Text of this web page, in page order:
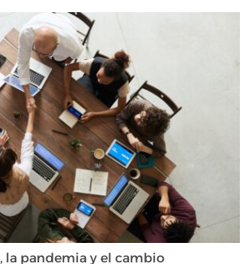
la pandemia y el cambio